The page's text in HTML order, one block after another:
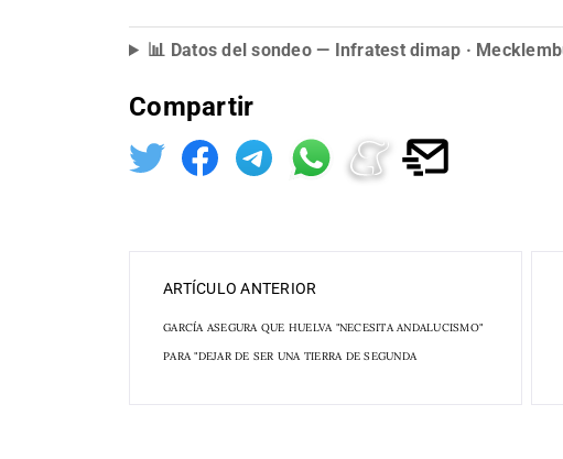
📊 Datos del sondeo — Infratest dimap ·
Compartir
ARTÍCULO ANTERIOR
GARCÍA ASEGURA QUE HUELVA "NECESITA ANDALUCISMO"
PARA "DEJAR DE SER UNA TIERRA DE SEGUNDA